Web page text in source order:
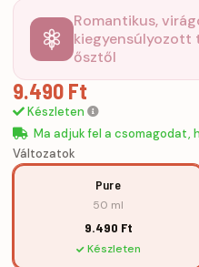
Romantikus,
kiegyensúlyozott
ősztől
9.490 Ft
Készleten
Ma adjuk fel a csomagodat,
Változatok
Pure
50 ml
9.490 Ft
Készleten